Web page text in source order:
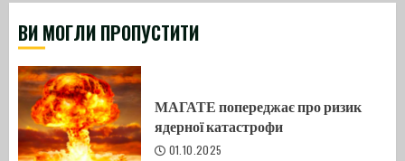
ВИ МОГЛИ ПРОПУСТИТИ
МАГАТЕ попереджає про ризик
ядерної катастрофи
01.10.2025